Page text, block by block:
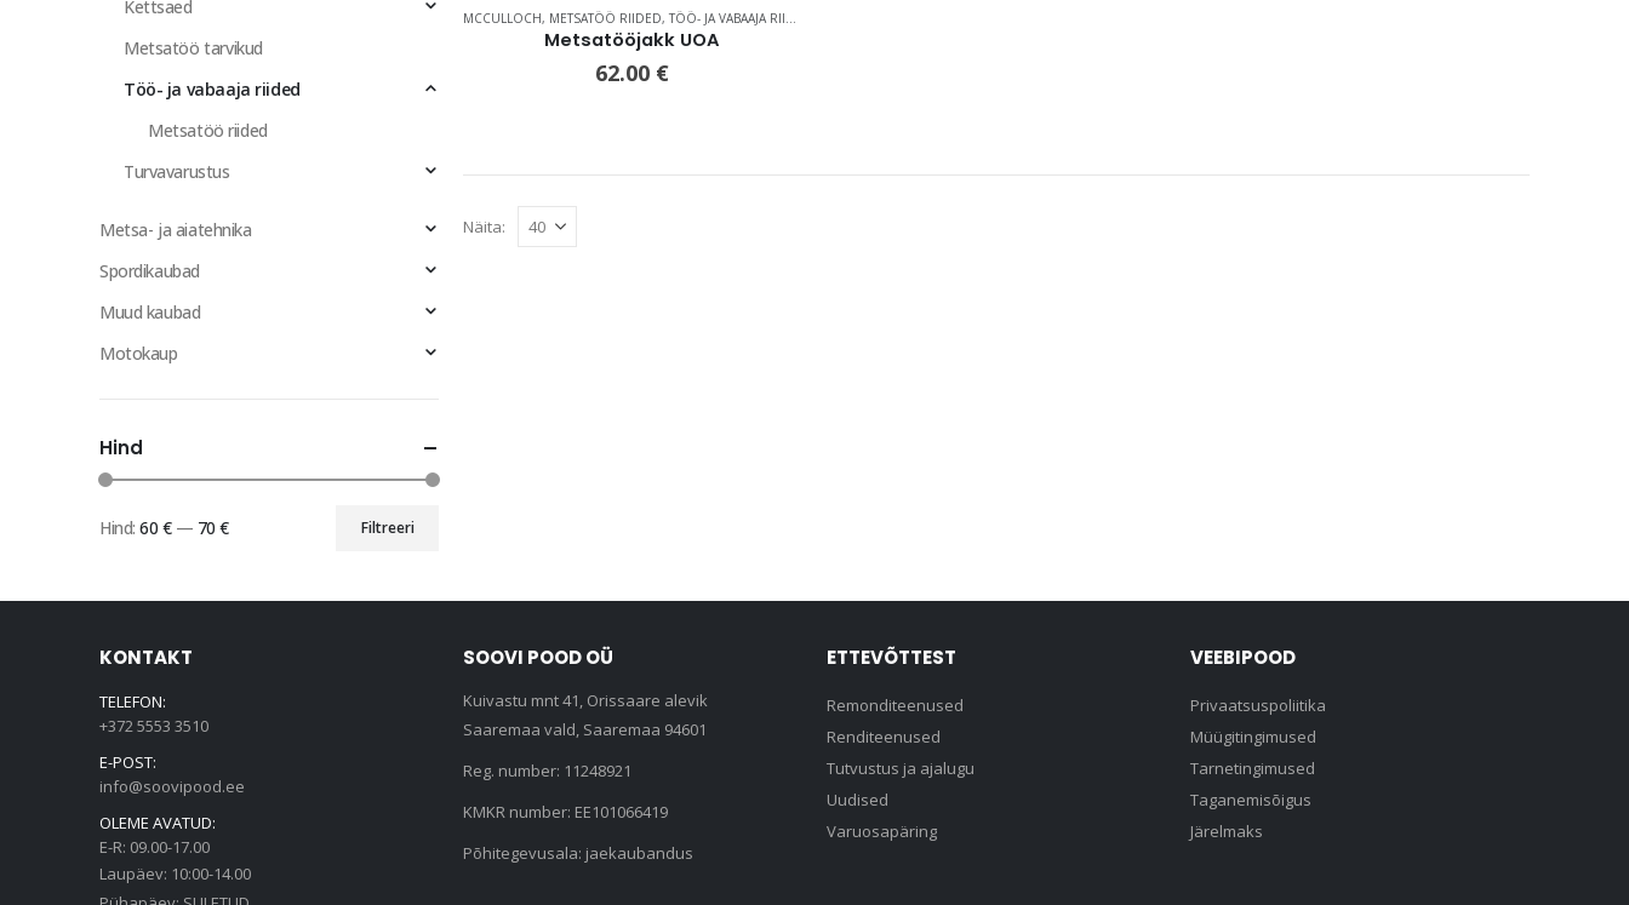
MCCULLOCH, METSATÖÖ RIIDED, TÖÖ- JA VABAAJA RIIDED
Metsatööjakk UOA
62.00 €
Näita:
Kettsaed
Metsatöö tarvikud
Töö- ja vabaaja riided
Metsatöö riided
Turvavarustus
Metsa- ja aiatehnika
Spordikaubad
Muud kaubad
Motokaup
Hind
Filtreeri
Hind:60 €— 70 €
KONTAKT
TELEFON:
+372 5553 3510
E-POST:
info@soovipood.ee
OLEME AVATUD:
E-R: 09.00-17.00
Laupäev: 10:00-14.00
SOOVI POOD OÜ
Kuivastu mnt 41, Orissaare alevik
Saaremaa vald, Saaremaa 94601
Reg. number: 11248921
KMKR number: EE101066419
Põhitegevusala: jaekaubandus
ETTEVÕTTEST
Remonditeenused
Renditeenused
Tutvustus ja ajalugu
Uudised
Varuosapäring
VEEBIPOOD
Privaatsuspoliitika
Müügitingimused
Tarnetingimused
Taganemisõigus
Järelmaks